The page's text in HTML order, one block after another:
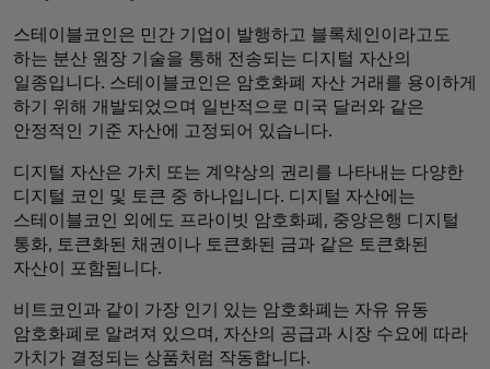
스테이블코인은 민간 기업이 발행하고 블록체인이라고도
하는 분산 원장 기술을 통해 전송되는 디지털 자산의
일종입니다. 스테이블코인은 암호화폐 자산 거래를 용이하게
하기 위해 개발되었으며 일반적으로 미국 달러와 같은
안정적인 기준 자산에 고정되어 있습니다.
디지털 자산은 가치 또는 계약상의 권리를 나타내는 다양한
디지털 코인 및 토큰 중 하나입니다. 디지털 자산에는
스테이블코인 외에도 프라이빗 암호화폐, 중앙은행 디지털
통화, 토큰화된 채권이나 토큰화된 금과 같은 토큰화된
자산이 포함됩니다.
비트코인과 같이 가장 인기 있는 암호화폐는 자유 유동
암호화폐로 알려져 있으며, 자산의 공급과 시장 수요에 따라
가치가 결정되는 상품처럼 작동합니다.